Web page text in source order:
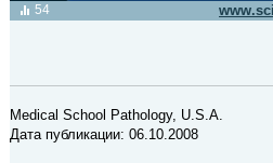
54
Видео транслируется с сайта
Medical School Pathology, U.S.A.
Дата публикации: 06.10.2008